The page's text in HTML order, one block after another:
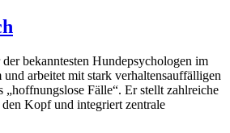
bekanntesten Hundepsychologen im
und arbeitet mit stark verhaltensauffälligen
„hoffnungslose Fälle“. Er stellt zahlreiche
Kopf und integriert zentrale